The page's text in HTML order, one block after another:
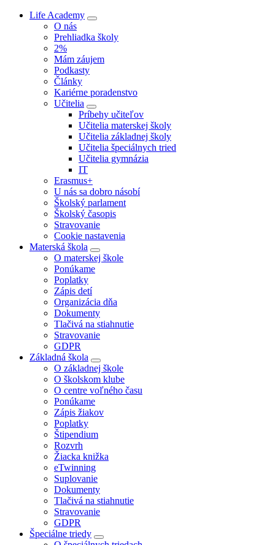
Life Academy
O nás
Prehliadka školy
2%
Mám záujem
Podkasty
Články
Kariérne poradenstvo
Učitelia
Príbehy učiteľov
Učitelia materskej školy
Učitelia základnej školy
Učitelia špeciálnych tried
Učitelia gymnázia
IT
Erasmus+
U nás sa dobro násobí
Školský parlament
Školský časopis
Stravovanie
Cookie nastavenia
Materská škola
O materskej škole
Ponúkame
Poplatky
Zápis detí
Organizácia dňa
Dokumenty
Tlačivá na stiahnutie
Stravovanie
GDPR
Základná škola
O základnej škole
O školskom klube
O centre voľného času
Ponúkame
Zápis žiakov
Poplatky
Štipendium
Rozvrh
Žiacka knižka
eTwinning
Suplovanie
Dokumenty
Tlačivá na stiahnutie
Stravovanie
GDPR
Špeciálne triedy